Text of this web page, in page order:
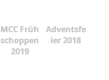
MCC Früh
schoppen
2019
Adventsfe
ier 2018